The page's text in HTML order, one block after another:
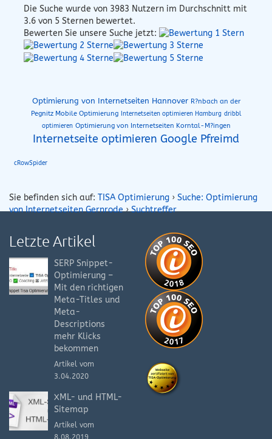
Die Suche wurde von 3983 Nutzern im Durchschnitt mit
3.6 von 5 Sternen bewertet.
Bewerten Sie unsere Suche jetzt:
Optimierung von Internetseiten Hannover R?nbach an der
Pegnitz Mobile Optimierung Internetseiten optimieren Hamburg dribbl
optimieren Optimierung von Internetseiten Korntal-M?ingen
Internetseite optimieren Google Pfreimd
cRowSpider
Sie befinden sich auf: TISA Optimierung › Suche: Optimierung
von Internetseiten Gernrode›Suchtreffer
Letzte Artikel
SERP Snippet-
Optimierung –
Mit den richtigen
Meta-Titles und
Meta-
Descriptions
mehr Klicks
bekommen
Artikel vom
3.04.2020
XML- und HTML-
Sitemap
Artikel vom